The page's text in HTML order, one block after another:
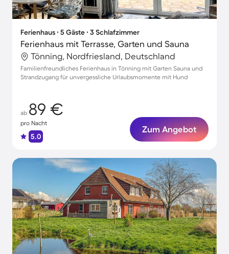
Ferienhaus ∙ 5 Gäste ∙ 3 Schlafzimmer
Ferienhaus mit Terrasse, Garten und Sauna
Tönning, Nordfriesland, Deutschland
Familienfreundliches Ferienhaus in Tönning mit Garten Sauna und
Strandzugang für unvergessliche Urlaubsmomente mit Hund
ab 89 €
pro Nacht
5.0
Zum Angebot